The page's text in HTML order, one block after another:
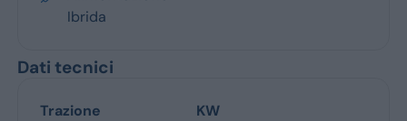
Ibrida
Dati tecnici
Trazione
KW